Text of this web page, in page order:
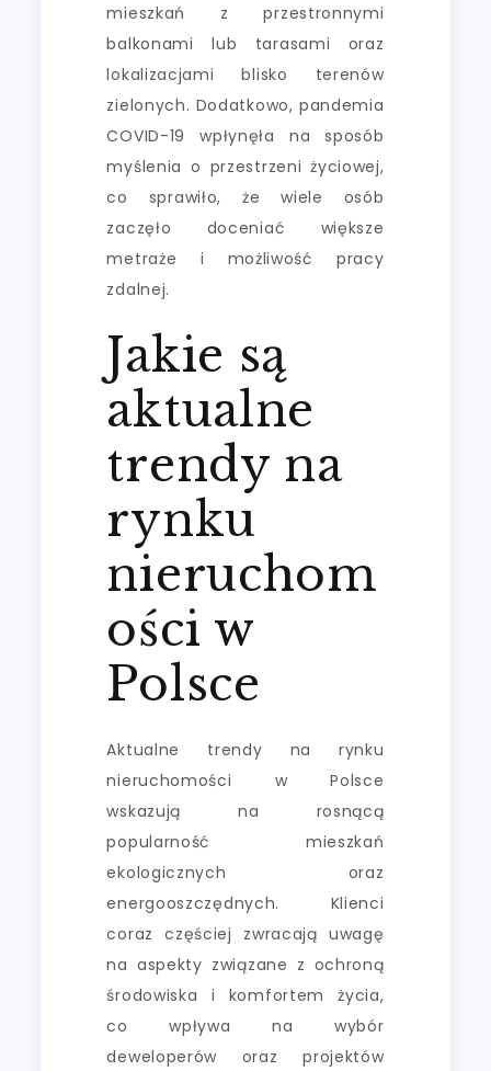
mieszkań z przestronnymi
balkonami lub tarasami oraz
lokalizacjami blisko terenów
zielonych. Dodatkowo, pandemia
COVID-19 wpłynęła na sposób
myślenia o przestrzeni życiowej,
co sprawiło, że wiele osób
zaczęło doceniać większe
metraże i możliwość pracy
zdalnej.
Jakie są
aktualne
trendy na
rynku
nieruchom
ości w
Polsce
Aktualne trendy na rynku
nieruchomości w Polsce
wskazują na rosnącą
popularność mieszkań
ekologicznych oraz
energooszczędnych. Klienci
coraz częściej zwracają uwagę
na aspekty związane z ochroną
środowiska i komfortem życia,
co wpływa na wybór
deweloperów oraz projektów